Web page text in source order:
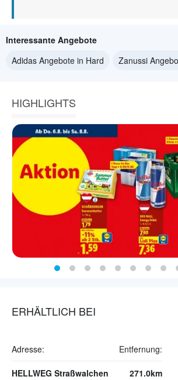
Interessante Angebote
Adidas Angebote in Hard
Zanussi
HIGHLIGHTS
ERHÄLTLICH BEI
Adresse: Entfernung:
HELLWEG Straßwalchen 271.0km